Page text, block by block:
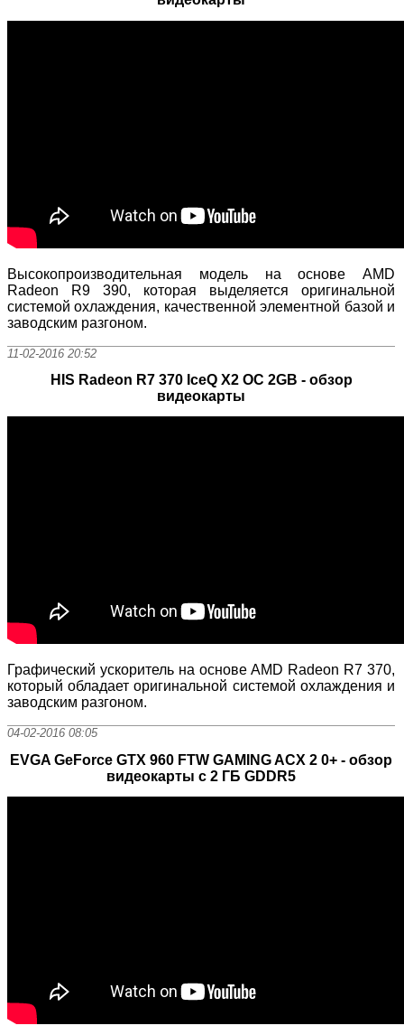
Высокопроизводительная модель на основе AMD
Radeon R9 390, которая выделяется оригинальной
системой охлаждения, качественной элементной базой и
заводским разгоном.
11-02-2016 20:52
HIS Radeon R7 370 IceQ X2 OC 2GB - обзор
видеокарты
Графический ускоритель на основе AMD Radeon R7 370,
который обладает оригинальной системой охлаждения и
заводским разгоном.
04-02-2016 08:05
EVGA GeForce GTX 960 FTW GAMING ACX 2 0+ - обзор
видеокарты с 2 ГБ GDDR5